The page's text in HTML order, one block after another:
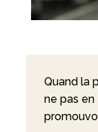
Quand la
ne pas